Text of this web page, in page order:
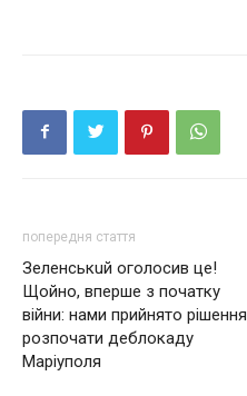
попередня стаття
Зeлeнськuй оголосив це!
Щойно, вперше з початку
війни: нами прийнято рішення
розпочати дeблокaду
Мaріуполя